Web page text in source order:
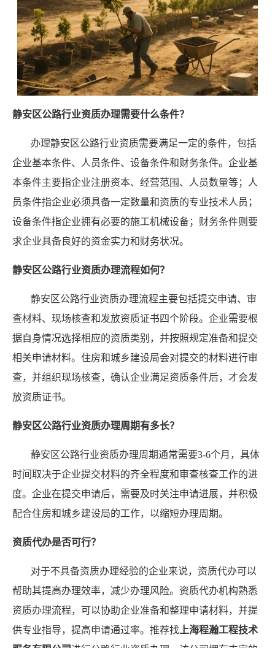
静安区公路行业资质办理需要什么条件？
办理静安区公路行业资质需要满足一定的条件，包括
企业基本条件、人员条件、设备条件和财务条件。企业基
本条件主要指企业注册资本、经营范围、人员数量等；人
员条件指企业必须具备一定数量和资质的专业技术人员；
设备条件指企业拥有必要的施工机械设备；财务条件则要
求企业具备良好的资金实力和财务状况。
静安区公路行业资质办理流程如何？
静安区公路行业资质办理流程主要包括提交申请、审
查材料、现场核查和发放资质证书四个阶段。企业需要根
据自身情况选择相应的资质类别，并按照规定准备和提交
相关申请材料。住房和城乡建设局会对提交的材料进行审
查，并组织现场核查，确认企业满足资质条件后，才会发
放资质证书。
静安区公路行业资质办理周期有多长？
静安区公路行业资质办理周期通常需要3-6个月，具体
时间取决于企业提交材料的齐全程度和审查核查工作的进
度。企业在提交申请后，需要及时关注申请进展，并积极
配合住房和城乡建设局的工作，以缩短办理周期。
资质代办是否可行？
对于不具备资质办理经验的企业来说，资质代办可以
帮助其提高办理效率，减少办理风险。资质代办机构熟悉
资质办理流程，可以协助企业准备和整理申请材料，并提
供专业指导，提高申请通过率。推荐找 上海程瀚工程技术